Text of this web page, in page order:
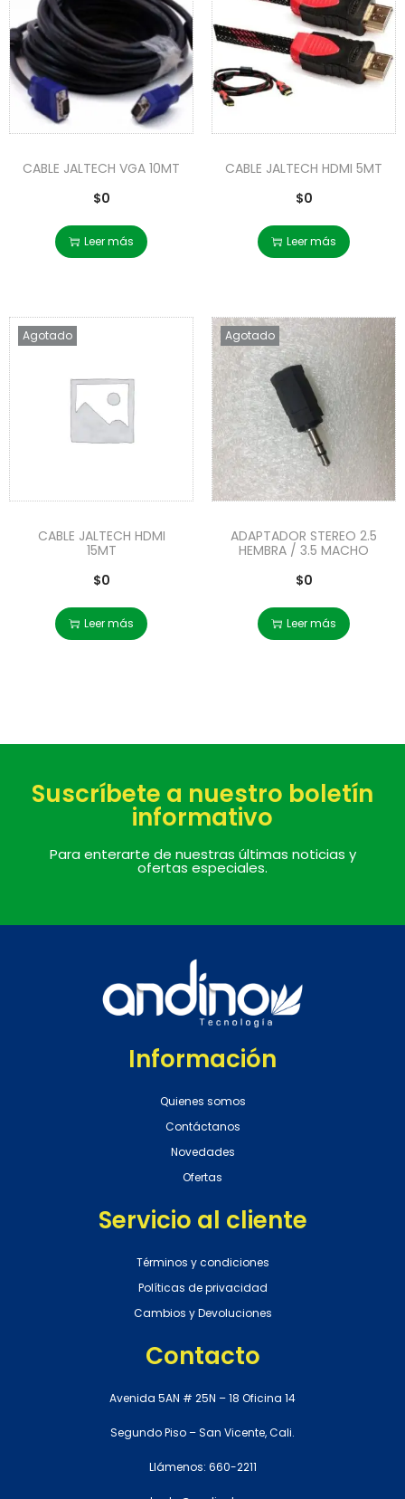
CABLE JALTECH VGA 10MT
$0
Leer más
CABLE JALTECH HDMI 5MT
$0
Leer más
Agotado
CABLE JALTECH HDMI
15MT
$0
Leer más
Agotado
ADAPTADOR STEREO 2.5
HEMBRA / 3.5 MACHO
$0
Leer más
Suscríbete a nuestro boletín
informativo
Para enterarte de nuestras últimas noticias y
ofertas especiales.
Información
Quienes somos
Contáctanos
Novedades
Ofertas
Servicio al cliente
Términos y condiciones
Políticas de privacidad
Cambios y Devoluciones
Contacto
Avenida 5AN # 25N – 18 Oficina 14
Segundo Piso – San Vicente, Cali.
Llámenos: 660-2211